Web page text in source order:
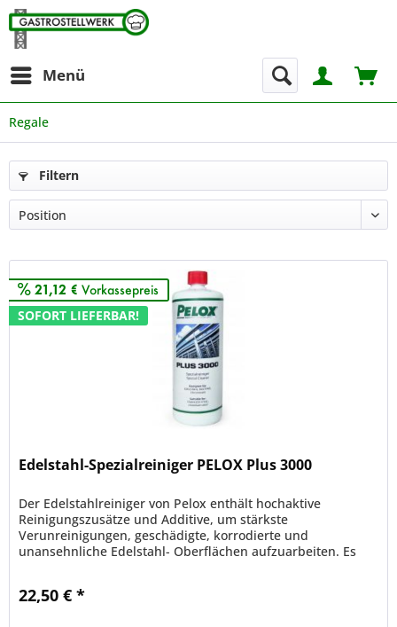
Menü
Regale
Filtern
21,12 € Vorkassepreis
SOFORT LIEFERBAR!
Edelstahl-Spezialreiniger PELOX Plus 3000
Der Edelstahlreiniger von Pelox enthält hochaktive
Reinigungszusätze und Additive, um stärkste
Verunreinigungen, geschädigte, korrodierte und
unansehnliche Edelstahl- Oberflächen aufzuarbeiten. Es
22,50 € *